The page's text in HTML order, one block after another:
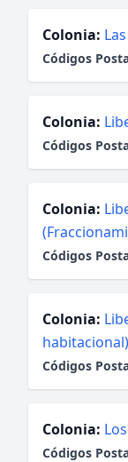
Colonia:
Códigos
Colonia:
Códigos
Colonia:
Códigos
Colonia:
habitacional)
Códigos
Colonia:
Códigos